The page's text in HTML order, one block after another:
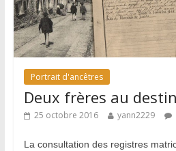
Portrait d'ancêtres
Deux frères au
25 octobre 2016 yann2229
La consultation des registres